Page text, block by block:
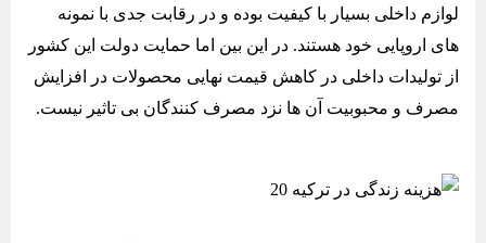
لوازم داخلی بسیار با کیفیت بوده و در رقابت جدی با نمونه
های اروپایی خود هستند. در این بین اما حمایت دولت این کشور
از تولیدات داخلی در کاهش قیمت نهایی محصولات در افزایش
مصرف و محبوبیت آن ها نزد مصرف کنندگان بی تاثیر نیست.